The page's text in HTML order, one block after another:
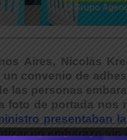
Aires, Nicolás
convenio de
las personas
de portada nos
presentaban
un embarazo sin